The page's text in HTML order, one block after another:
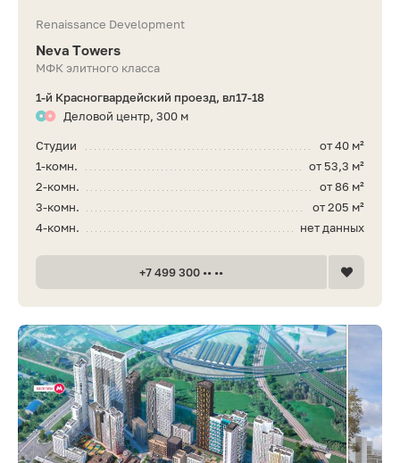
Renaissance Development
Neva Towers
МФК элитного класса
1-й Красногвардейский проезд, вл17-18
Деловой центр, 300 м
от 40 м²
Студии
от 53,3 м²
1-комн.
от 86 м²
2-комн.
от 205 м²
3-комн.
нет данных
4-комн.
+7 499 300 •• ••